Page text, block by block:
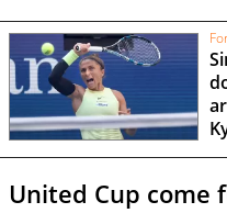
United Cup come